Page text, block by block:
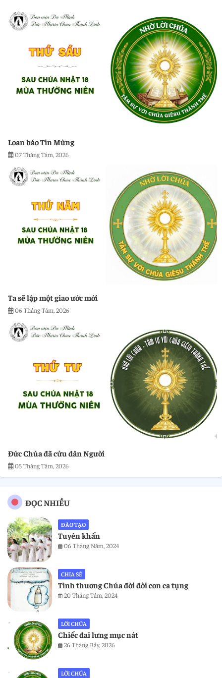
Loan báo Tin Mừng
07 Tháng Tám, 2026
Ta sẽ lập một giao ước mới
06 Tháng Tám, 2026
Đức Chúa đã cứu dân Người
05 Tháng Tám, 2026
ĐỌC NHIỀU
ĐÀO TẠO
Tuyên khấn
06 Tháng Năm, 2024
CHIA SẺ
Tình thương Chúa đời đời con ca tụng
20 Tháng Tám, 2024
LỜI CHÚA
Chiếc đai lưng mục nát
26 Tháng Bảy, 2026
LỜI CHÚA